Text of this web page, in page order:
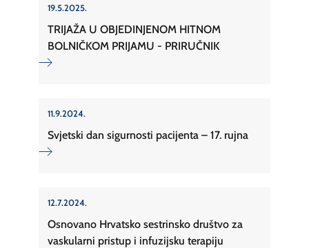
19.5.2025.
TRIJAŽA U OBJEDINJENOM HITNOM
BOLNIČKOM PRIJAMU - PRIRUČNIK
11.9.2024.
Svjetski dan sigurnosti pacijenta – 17. rujna
12.7.2024.
Osnovano Hrvatsko sestrinsko društvo za
vaskularni pristup i infuzijsku terapiju